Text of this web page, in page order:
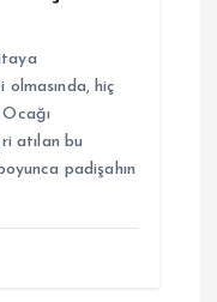
olmasında, hiç
atılan bu
padişahın